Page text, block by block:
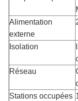
Alimentation
externe​
Isolation​
Réseau​
Stations occupées​